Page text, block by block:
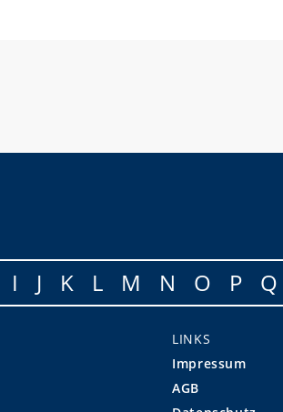
I J K L M N O P Q
LINKS
Impressum
AGB